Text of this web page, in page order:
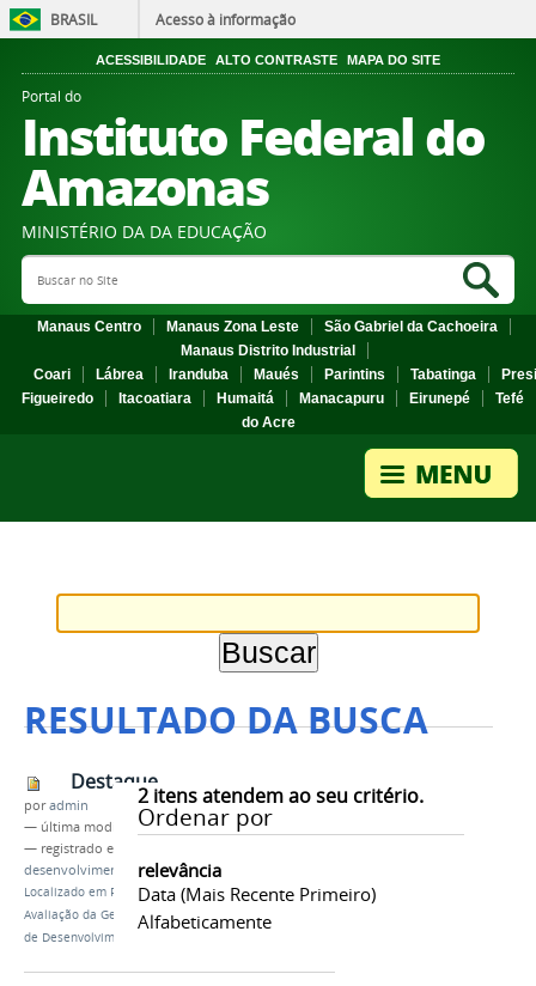
BRASIL Acesso à informação
ACESSIBILIDADE ALTO CONTRASTE MAPA DO SITE
Portal do
Instituto Federal do
Amazonas
MINISTÉRIO DA DA EDUCAÇÃO
Search Site
Manaus Centro Manaus Zona Leste
São Gabriel da Cachoeira
Manaus Distrito Industrial
Coari
Lábrea Iranduba Maués Parintins Tabatinga
Figueiredo
Itacoatiara Humaitá Manacapuru Eirunepé
Tefé
do Acre
RESULTADO DA BUSCA
2itens atendem ao seu critério.
Ordenar por
relevância
Data (mais Recente Primeiro)
Alfabeticamente
Destaque
poradmin
— última modificação22/12/2015 11h22
— registrado em:
desenvolvimento Anual
Localizado em PRÓ-REITORIAS /…/ Notícias /
Avaliação da Gestão 2015 e Apresentação do Plano
de Desenvolvimento Anual de 2016